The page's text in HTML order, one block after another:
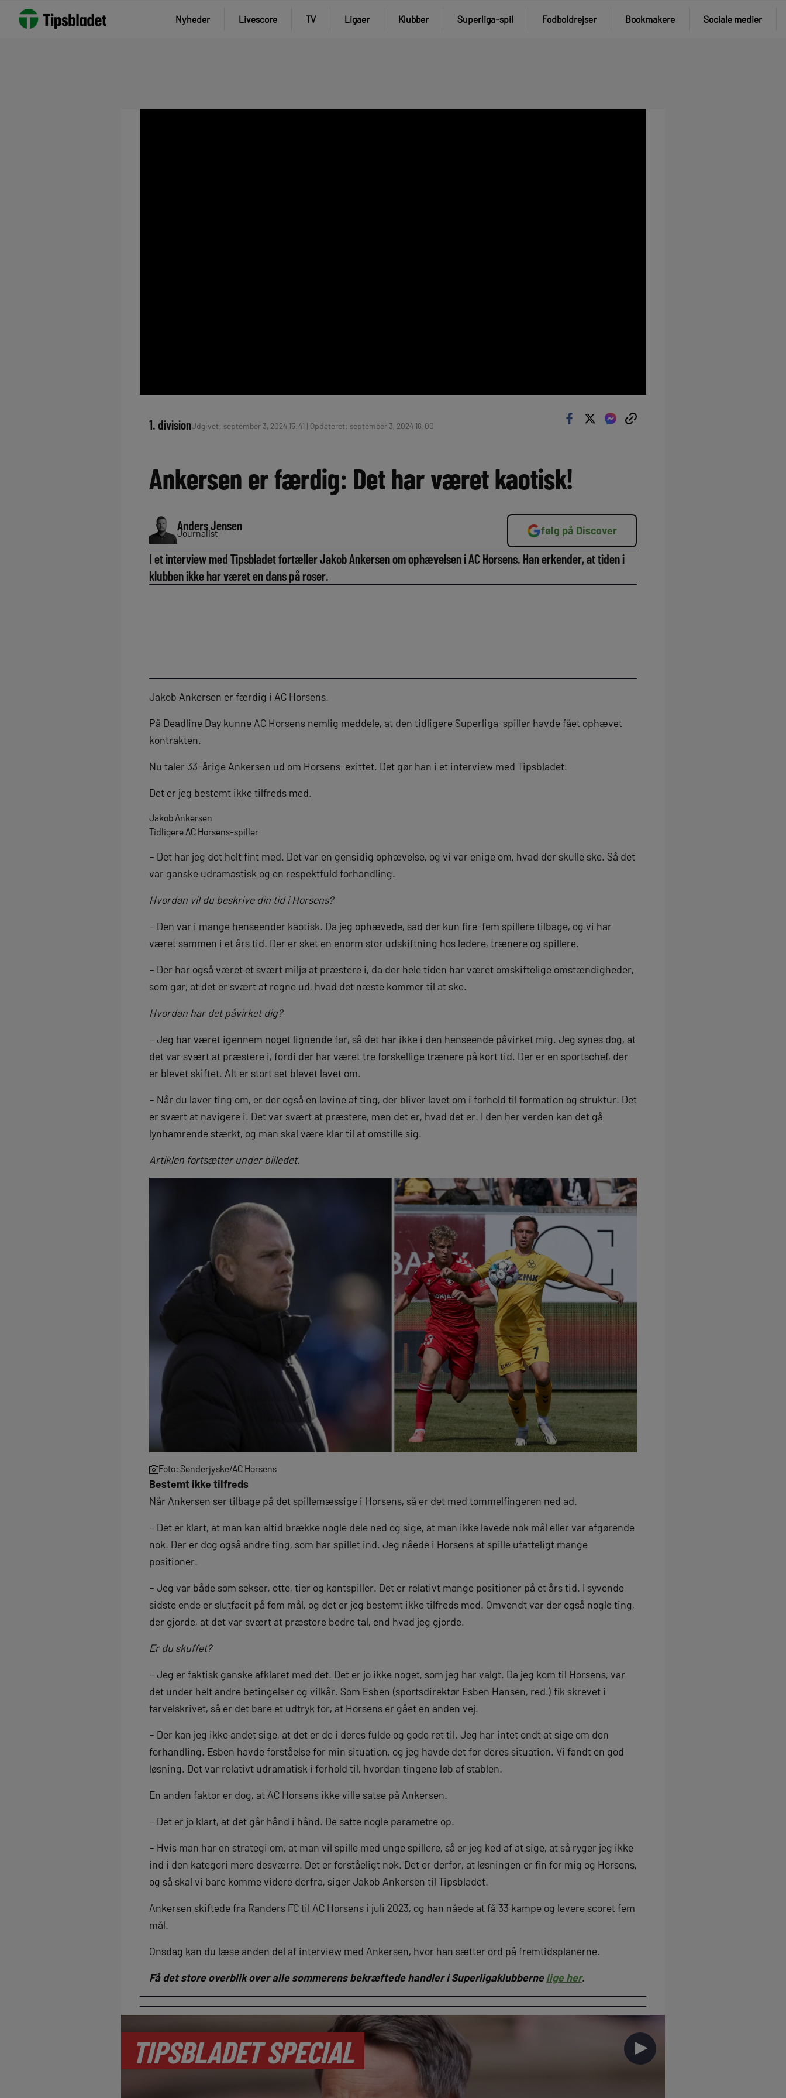
Nyheder Livescore TV Ligaer Klubber Superliga-spil Fodboldrejser Bookmakere Sociale medier
1. divisionUdgivet: september 3, 2024 15:41 | Opdateret: september 3, 2024 16:00
Ankersen er færdig: Det har været kaotisk!
Anders Jensen
Journalist følg på Discover
I et interview med Tipsbladet fortæller Jakob Ankersen om ophævelsen i AC Horsens. Han erkender, at tiden i
klubben ikke har været en dans på roser.
Jakob Ankersen er færdig i AC Horsens.
På Deadline Day kunne AC Horsens nemlig meddele, at den tidligere Superliga-spiller havde fået ophævet
kontrakten.
Nu taler 33-årige Ankersen ud om Horsens-exittet. Det gør han i et interview med Tipsbladet.
Det er jeg bestemt ikke tilfreds med.
Jakob Ankersen
Tidligere AC Horsens-spiller
– Det har jeg det helt fint med. Det var en gensidig ophævelse, og vi var enige om, hvad der skulle ske. Så det
var ganske udramastisk og en respektfuld forhandling.
Hvordan vil du beskrive din tid i Horsens?
– Den var i mange henseender kaotisk. Da jeg ophævede, sad der kun fire-fem spillere tilbage, og vi har
været sammen i et års tid. Der er sket en enorm stor udskiftning hos ledere, trænere og spillere.
– Der har også været et svært miljø at præstere i, da der hele tiden har været omskiftelige omstændigheder,
som gør, at det er svært at regne ud, hvad det næste kommer til at ske.
Hvordan har det påvirket dig?
– Jeg har været igennem noget lignende før, så det har ikke i den henseende påvirket mig. Jeg synes dog, at
det var svært at præstere i, fordi der har været tre forskellige trænere på kort tid. Der er en sportschef, der
er blevet skiftet. Alt er stort set blevet lavet om.
– Når du laver ting om, er der også en lavine af ting, der bliver lavet om i forhold til formation og struktur. Det
er svært at navigere i. Det var svært at præstere, men det er, hvad det er. I den her verden kan det gå
lynhamrende stærkt, og man skal være klar til at omstille sig.
Artiklen fortsætter under billedet.
Foto: Sønderjyske/AC Horsens
Bestemt ikke tilfreds
Når Ankersen ser tilbage på det spillemæssige i Horsens, så er det med tommelfingeren ned ad.
– Det er klart, at man kan altid brække nogle dele ned og sige, at man ikke lavede nok mål eller var afgørende
nok. Der er dog også andre ting, som har spillet ind. Jeg nåede i Horsens at spille ufatteligt mange
positioner.
– Jeg var både som sekser, otte, tier og kantspiller. Det er relativt mange positioner på et års tid. I syvende
sidste ende er slutfacit på fem mål, og det er jeg bestemt ikke tilfreds med. Omvendt var der også nogle ting,
der gjorde, at det var svært at præstere bedre tal, end hvad jeg gjorde.
Er du skuffet?
– Jeg er faktisk ganske afklaret med det. Det er jo ikke noget, som jeg har valgt. Da jeg kom til Horsens, var
det under helt andre betingelser og vilkår. Som Esben (sportsdirektør Esben Hansen, red.) fik skrevet i
farvelskrivet, så er det bare et udtryk for, at Horsens er gået en anden vej.
– Der kan jeg ikke andet sige, at det er de i deres fulde og gode ret til. Jeg har intet ondt at sige om den
forhandling. Esben havde forståelse for min situation, og jeg havde det for deres situation. Vi fandt en god
løsning. Det var relativt udramatisk i forhold til, hvordan tingene løb af stablen.
En anden faktor er dog, at AC Horsens ikke ville satse på Ankersen.
– Det er jo klart, at det går hånd i hånd. De satte nogle parametre op.
– Hvis man har en strategi om, at man vil spille med unge spillere, så er jeg ked af at sige, at så ryger jeg ikke
ind i den kategori mere desværre. Det er forståeligt nok. Det er derfor, at løsningen er fin for mig og Horsens,
og så skal vi bare komme videre derfra, siger Jakob Ankersen til Tipsbladet.
Ankersen skiftede fra Randers FC til AC Horsens i juli 2023, og han nåede at få 33 kampe og levere scoret fem
mål.
Onsdag kan du læse anden del af interview med Ankersen, hvor han sætter ord på fremtidsplanerne.
Få det store overblik over alle sommerens bekræftede handler i Superligaklubbernelige her.
TIPSBLADET SPECIAL ►